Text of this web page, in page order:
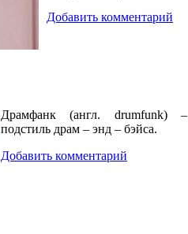
Добавить комментарий
Драмфанк (англ. drumfunk) –
подстиль драм – энд – бэйса.
Добавить комментарий